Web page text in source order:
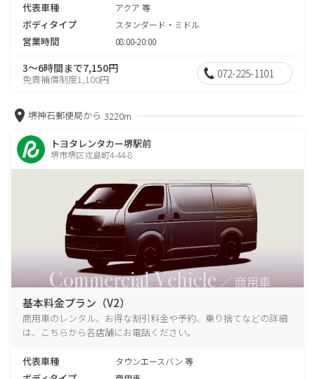
代表車種 アクア 等
ボディタイプ スタンダード・ミドル
営業時間 08:00-20:00
3～6時間まで7,150円
免責補償制度1,100円 072-225-1101
堺神石郵便局から 3220m
トヨタレンタカー堺駅前
堺市堺区戎島町4-44-8
基本料金プラン（V2）
商用車のレンタル、お得な割引料金や予約、乗り捨てなどの詳細
は、こちらから各店舗にお電話ください。
代表車種 タウンエースバン 等